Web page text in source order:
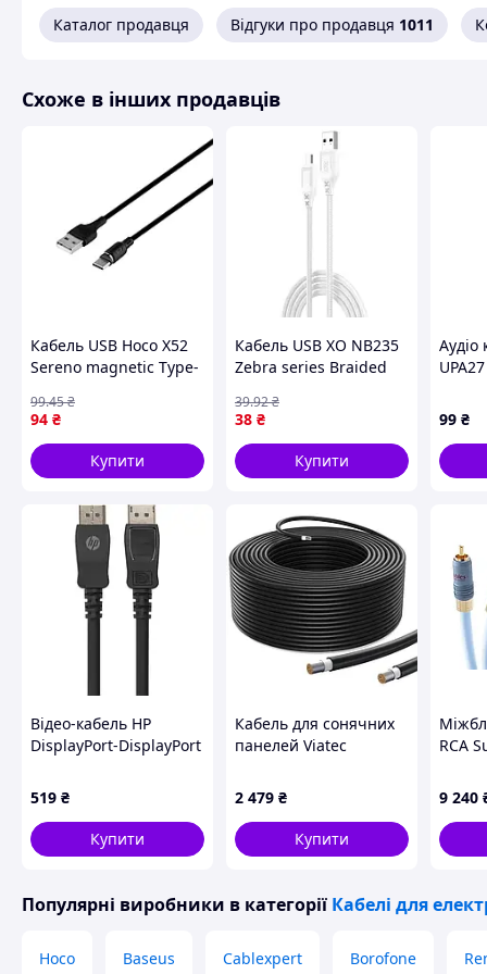
Каталог продавця Відгуки про продавця 1011
Схоже в інших продавців
Кабель USB Hoco X52
Sereno magnetic Type-
94 ₴
99.45₴
Купити
Кабель USB XO NB235
Zebra series Braided
(16999624)
38 ₴
39.92₴
Купити
Аудіо
Black
99 ₴
Відео-кабель HP
DisplayPort-DisplayPort
DP01-3M)
519 ₴
Купити
Кабель для сонячних
панелей Viatec
Black (99-10037615)
2 479 ₴
Купити
RCA
9 240
Популярні виробники в категорії Кабелі для
Hoco Baseus Cablexpert Borofone